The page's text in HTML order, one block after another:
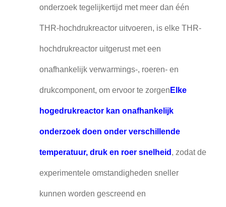
onderzoek tegelijkertijd met meer dan één
THR-hochdrukreactor uitvoeren, is elke THR-
hochdrukreactor uitgerust met een
onafhankelijk verwarmings-, roeren- en
drukcomponent, om ervoor te zorgen Elke
hogedrukreactor kan onafhankelijk
onderzoek doen onder verschillende
temperatuur, druk en roer snelheid , zodat de
experimentele omstandigheden sneller
kunnen worden gescreend en